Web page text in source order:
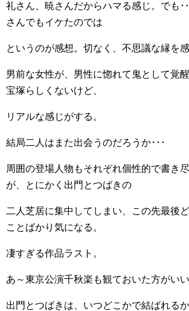
礼さん、暁さんだからハマる感じ。でも･
さんでもイケたのでは
というのが感想。切なく、不思議な縁を感
男前な女性が、男性に惚れて鬼として覚
宝塚らしくないけど、
リアルな感じがする。
結局二人はまた出会うのだろうか･･･
周囲の登場人物もそれぞれ個性的で書き
が、とにかく出門とつばきの
二人芝居に集中してしまい、この先最後
ことばかり気になる。
凄すぎる作品ラスト。
あ～東京公演千秋楽も観ておいた方がいい
出門とつばきは、いつどこかで結ばれる